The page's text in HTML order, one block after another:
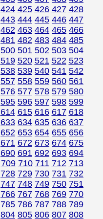
424 425 426 427 428
443 444 445 446 447
462 463 464 465 466
481 482 483 484 485
500 501 502 503 504
519 520 521 522 523
538 539 540 541 542
557 558 559 560 561
576 577 578 579 580
595 596 597 598 599
614 615 616 617 618
633 634 635 636 637
652 653 654 655 656
671 672 673 674 675
690 691 692 693 694
709 710 711 712 713
728 729 730 731 732
747 748 749 750 751
766 767 768 769 770
785 786 787 788 789
804 805 806 807 808